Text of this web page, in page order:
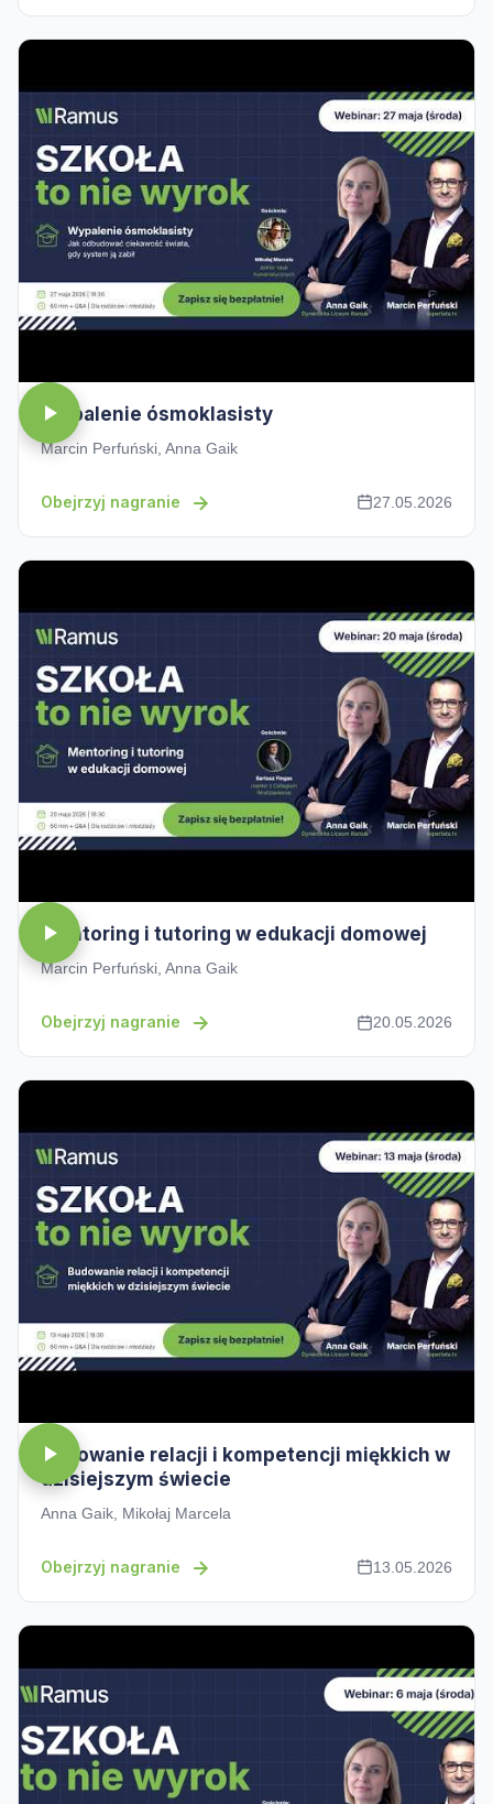
Wypalenie ósmoklasisty
Marcin Perfuński, Anna Gaik
Obejrzyj nagranie 27.05.2026
Mentoring i tutoring w edukacji domowej
Marcin Perfuński, Anna Gaik
Obejrzyj nagranie 20.05.2026
Budowanie relacji i kompetencji miękkich w
dzisiejszym świecie
Anna Gaik, Mikołaj Marcela
Obejrzyj nagranie 13.05.2026